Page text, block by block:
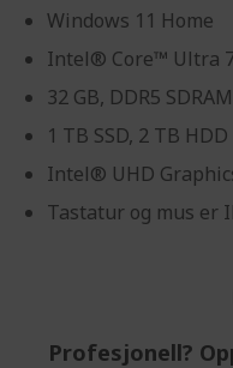
Windows 11 Home
Intel® Core™ Ultra 7
32 GB, DDR5 SDRAM
1 TB SSD, 2 TB HDD
Intel® UHD
Tastatur og mus er
Profesjonell?